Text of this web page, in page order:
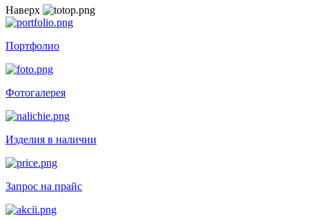
Наверх
Портфолио
Фотогалерея
Изделия в наличии
Запрос на прайс